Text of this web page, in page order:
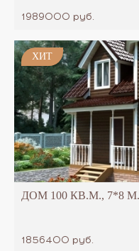
1989000 руб.
ХИТ
ДОМ 100 КВ.М., 7*8 М.
1856400 руб.